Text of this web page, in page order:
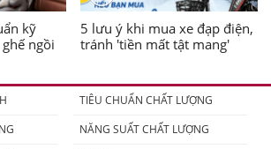
kỹ
ngồi
5 lưu ý khi mua xe đạp điện,
tránh 'tiền mất tật mang'
TIÊU CHUẨN CHẤT LƯỢNG
NĂNG SUẤT CHẤT LƯỢNG